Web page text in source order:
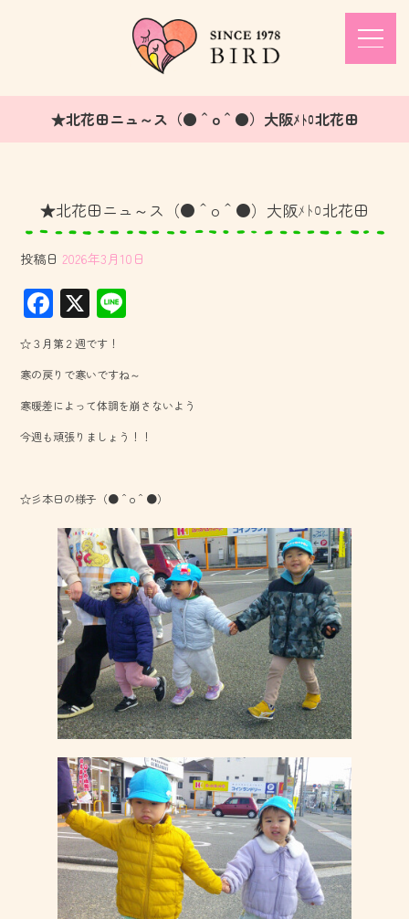
★北花田ニュ～ス（●＾o＾●）大阪ﾒﾄﾛ北花田
★北花田ニュ～ス（●＾o＾●）大阪ﾒﾄﾛ北花田
投稿日 2026年3月10日
F
ac
e
b
o
ok
X
☆３月第２週です！
寒の戻りで寒いですね～
寒暖差によって体調を崩さないよう
今週も頑張りましょう！！
☆彡本日の様子（●＾o＾●）